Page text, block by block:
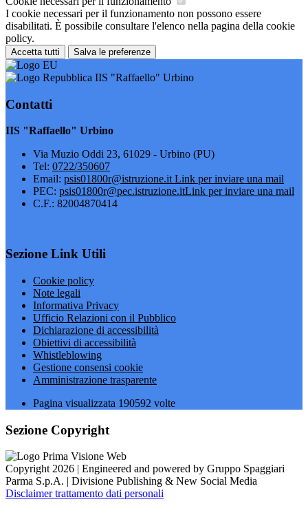
I cookie necessari per il funzionamento non possono essere
disabilitati. È possibile consultare l'elenco nella pagina della cookie
policy.
Accetta tutti Salva le preferenze
IIS "Raffaello" Urbino
Contatti
IIS "Raffaello" Urbino
Via Muzio Oddi 23, 61029 - Urbino (PU)
Tel: 0722/350607
Email: psis01800r@istruzione.itLink per inviare una mail
PEC: psis01800r@pec.istruzione.itLink per inviare una mail
C.F.: 82004870414
Sezione Link Utili
Cookie policy
Note legali
Informativa Privacy
Ufficio Relazioni con il Pubblico
Dichiarazione di accessibilità
Obiettivi di accessibilità
Whistleblowing
Gestione consensi cookie
Amministrazione trasparente
Pagina visualizzata 190592 volte
Sezione Copyright
Copyright 2026 | Engineered and powered by Gruppo Spaggiari
Parma S.p.A. | Divisione Publishing & New Social Media
Disclaimer trattamento dati personali